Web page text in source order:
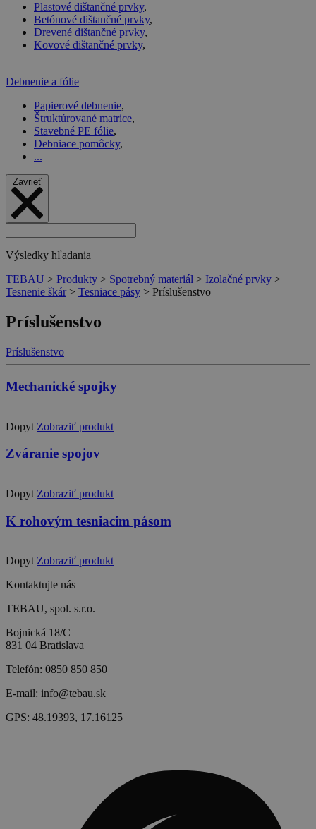
Plastové dištančné prvky,
Betónové dištančné prvky,
Drevené dištančné prvky,
Kovové dištančné prvky,
Debnenie a fólie
Papierové debnenie,
Štruktúrované matrice,
Stavebné PE fólie,
Debniace pomôcky,
...
Výsledky hľadania
TEBAU > Produkty > Spotrebný materiál > Izolačné prvky >
Tesnenie škár > Tesniace pásy > Príslušenstvo
Príslušenstvo
Príslušenstvo
Mechanické spojky
Dopyt Zobraziť produkt
Zváranie spojov
Dopyt Zobraziť produkt
K rohovým tesniacim pásom
DopytZobraziť produkt
Kontaktujte nás
TEBAU, spol. s.r.o.
Bojnická 18/C
831 04 Bratislava
Telefón: 0850 850 850
E-mail: info@tebau.sk
GPS: 48.19393, 17.16125